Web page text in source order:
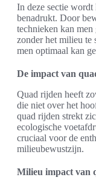
In deze sectie
benadrukt. Door
technieken kan
zonder het milieu te
men optimaal kan
De impact van
Quad rijden heeft
die niet over het
quad rijden strekt
ecologische
cruciaal voor de
milieubewustzijn.
Milieu impact van